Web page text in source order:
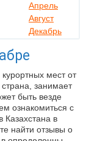
Апрель
Август
Декабрь
мест от
занимает
быть везде
ознакомиться с
Казахстана в
найти отзывы о